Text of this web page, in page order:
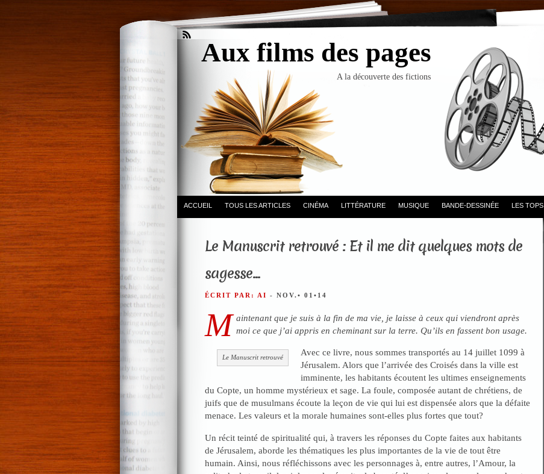
Aux films des pages
A la découverte des fictions
ACCUEIL TOUS LES ARTICLES CINÉMA LITTÉRATURE MUSIQUE BANDE-DESSINÉE LES TOPS
Le Manuscrit retrouvé : Et il me dit quelques mots de
sagesse…
ÉCRIT PAR: AI - NOV.• 01•14
M aintenant que je suis à la fin de ma vie, je laisse à ceux qui viendront après
moi ce que j’ai appris en cheminant sur la terre. Qu’ils en fassent bon usage.
Le Manuscrit retrouvé
Avec ce livre, nous sommes transportés au 14 juillet 1099 à
Jérusalem. Alors que l’arrivée des Croisés dans la ville est
imminente, les habitants écoutent les ultimes enseignements
du Copte, un homme mystérieux et sage. La foule, composée autant de chrétiens, de
juifs que de musulmans écoute la leçon de vie qui lui est dispensée alors que la défaite
menace. Les valeurs et la morale humaines sont-elles plus fortes que tout?
Un récit teinté de spiritualité qui, à travers les réponses du Copte faites aux habitants
de Jérusalem, aborde les thématiques les plus importantes de la vie de tout être
humain. Ainsi, nous réfléchissons avec les personnages à, entre autres, l’Amour, la